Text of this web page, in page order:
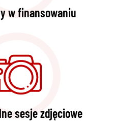
w finansowaniu
sesje zdjęciowe